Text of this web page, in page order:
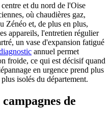
et du nord de l'Oise
où chaudières gaz,
Zénéo et, de plus en plus,
appareils, l'entretien régulier
un vase d'expansion fatigué
annuel permet
froide, ce qui est décisif quand
en urgence prend plus
isolés du département.
de